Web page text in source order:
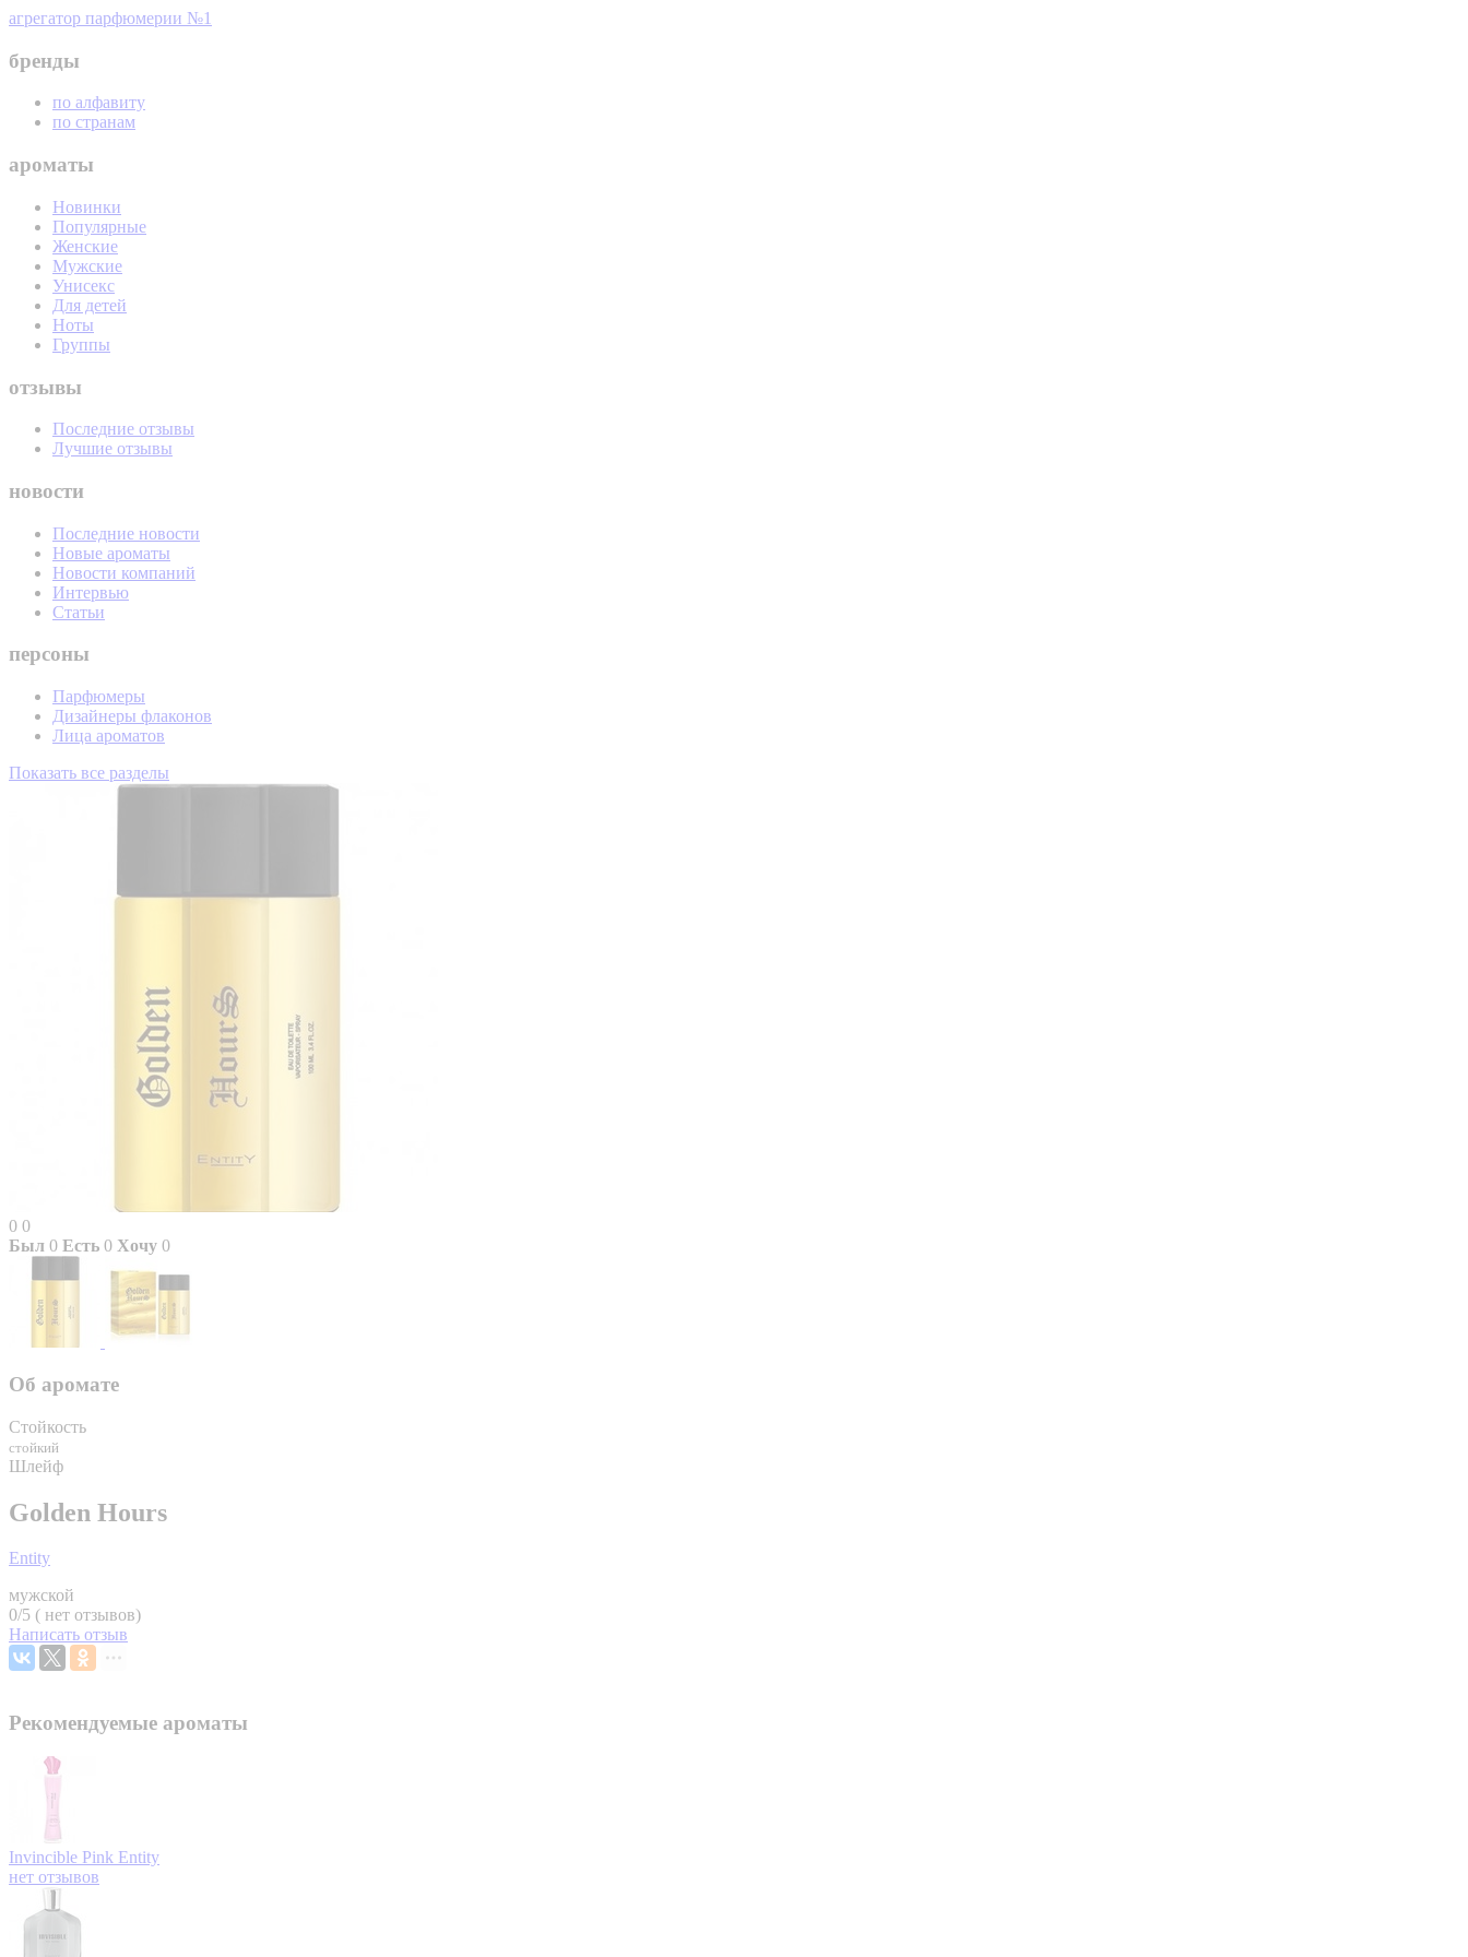
агрегатор парфюмерии №1
бренды
по алфавиту
по странам
ароматы
Новинки
Популярные
Женские
Мужские
Унисекс
Для детей
Ноты
Группы
отзывы
Последние отзывы
Лучшие отзывы
новости
Последние новости
Новые ароматы
Новости компаний
Интервью
Статьи
персоны
Парфюмеры
Дизайнеры флаконов
Лица ароматов
Показать все разделы
0 0
Был 0 Есть 0 Хочу 0
Об аромате
Стойкость
стойкий
Шлейф
Golden Hours
Entity
мужской
0/5 ( нет отзывов)
Написать отзыв
Рекомендуемые ароматы
Invincible Pink Entity
нет отзывов